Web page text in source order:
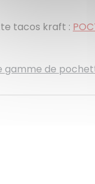
tacos kraft :
gamme de